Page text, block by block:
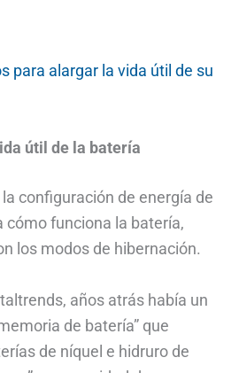
para alargar la vida útil de su
útil de la batería
configuración de energía de
cómo funciona la batería,
los modos de hibernación.
años atrás había un
de batería” que
de níquel e hidruro de